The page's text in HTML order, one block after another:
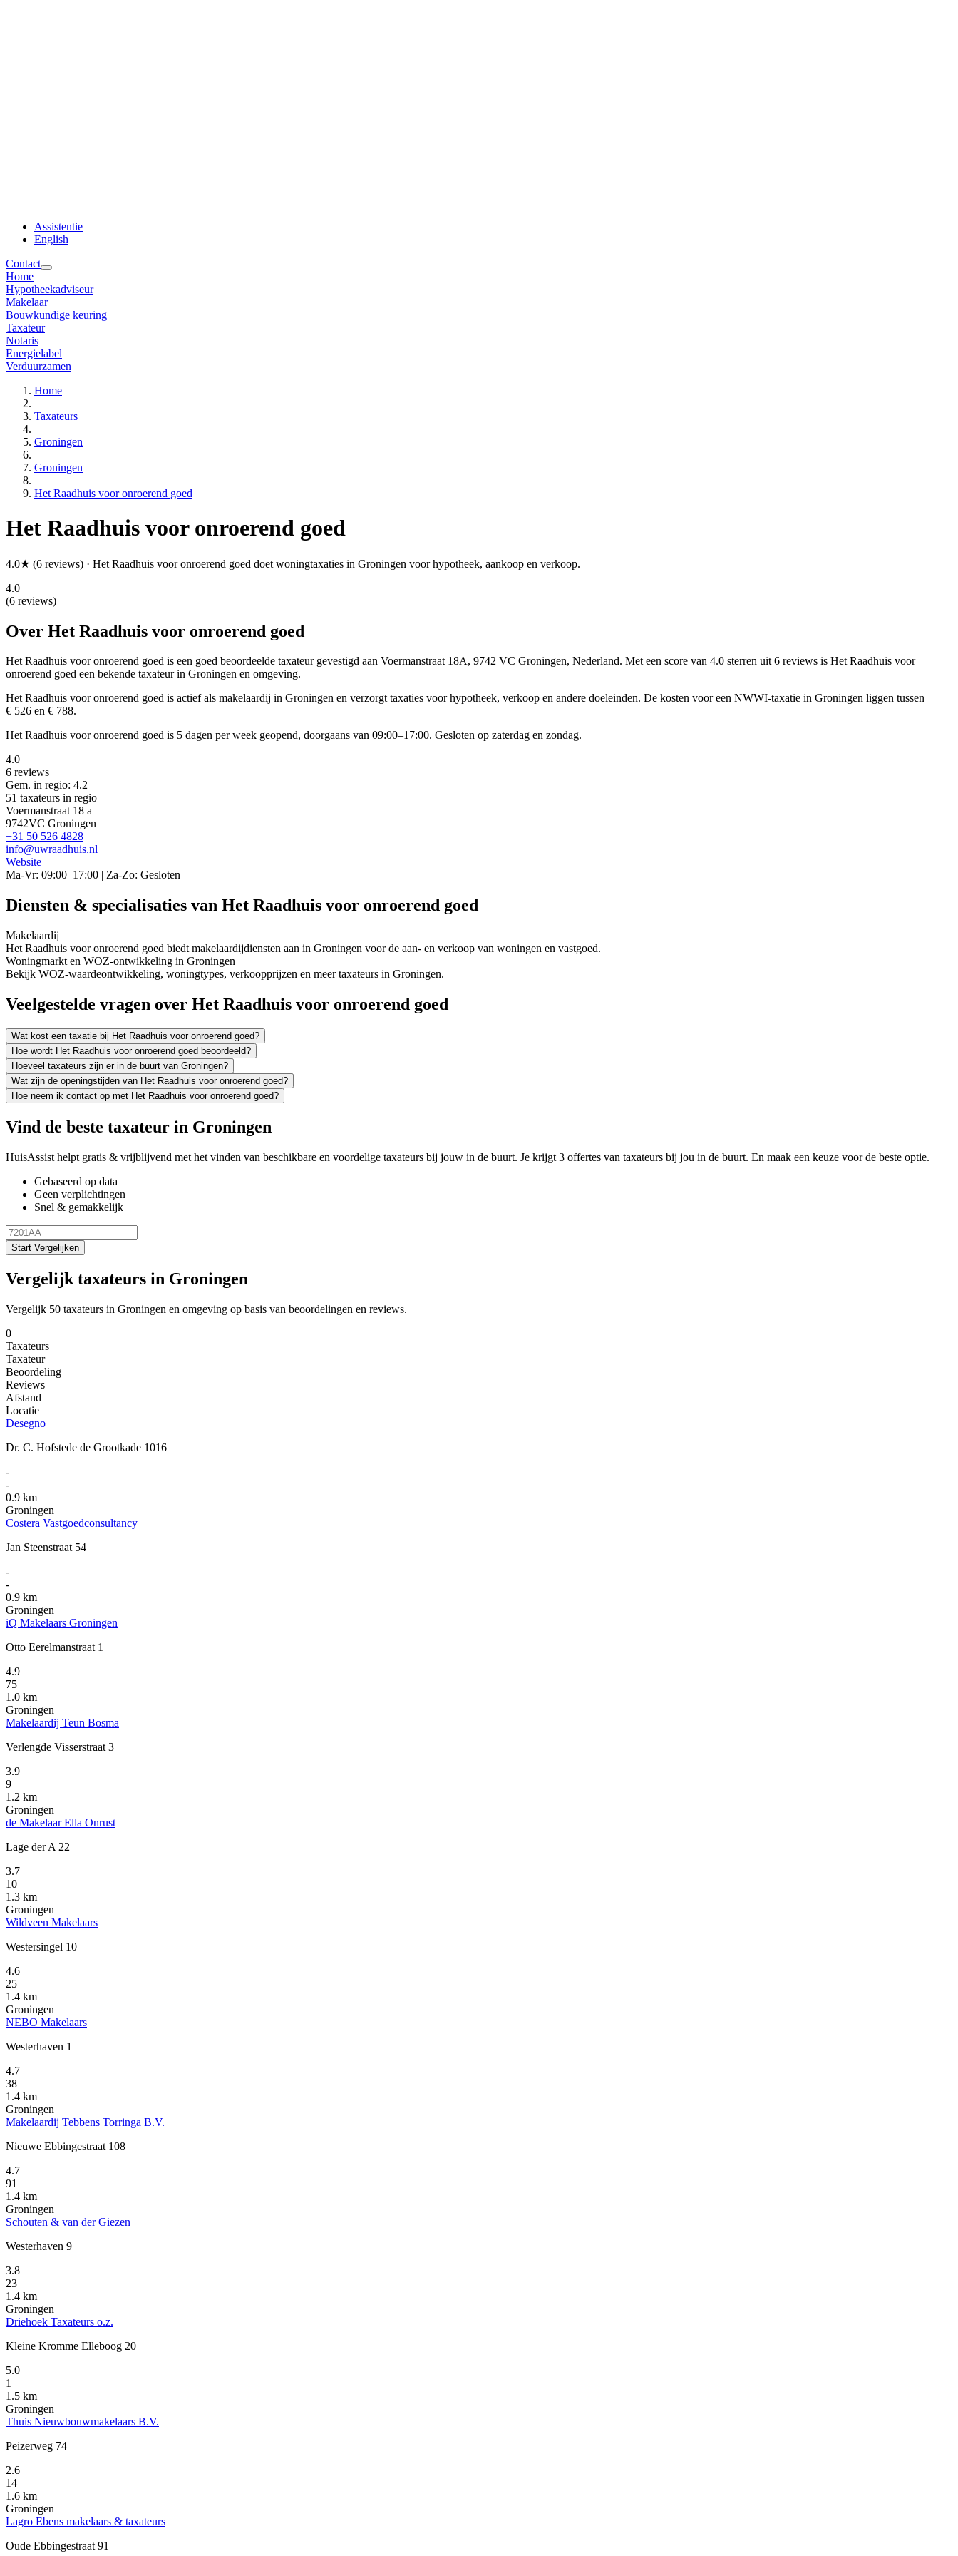
Assistentie
English
Contact
Home
Hypotheekadviseur
Makelaar
Bouwkundige keuring
Taxateur
Notaris
Energielabel
Verduurzamen
Home
Taxateurs
Groningen
Groningen
Het Raadhuis voor onroerend goed
Het Raadhuis voor onroerend goed
4.0★ (6 reviews) · Het Raadhuis voor onroerend goed doet woningtaxaties in Groningen voor hypotheek, aankoop en verkoop.
4.0
(6 reviews)
Over Het Raadhuis voor onroerend goed
Het Raadhuis voor onroerend goed is een goed beoordeelde taxateur gevestigd aan Voermanstraat 18A, 9742 VC Groningen, Nederland. Met een score van 4.0 sterren uit 6 reviews is Het Raadhuis voor
onroerend goed een bekende taxateur in Groningen en omgeving.
Het Raadhuis voor onroerend goed is actief als makelaardij in Groningen en verzorgt taxaties voor hypotheek, verkoop en andere doeleinden. De kosten voor een NWWI-taxatie in Groningen liggen tussen
€ 526 en € 788.
Het Raadhuis voor onroerend goed is 5 dagen per week geopend, doorgaans van 09:00–17:00. Gesloten op zaterdag en zondag.
4.0
6 reviews
Gem. in regio: 4.2
51 taxateurs in regio
Voermanstraat 18 a
9742VC Groningen
+31 50 526 4828
info@uwraadhuis.nl
Website
Ma-Vr: 09:00–17:00 | Za-Zo: Gesloten
Diensten & specialisaties van Het Raadhuis voor onroerend goed
Makelaardij
Het Raadhuis voor onroerend goed biedt makelaardijdiensten aan in Groningen voor de aan- en verkoop van woningen en vastgoed.
Woningmarkt en WOZ-ontwikkeling in Groningen
Bekijk WOZ-waardeontwikkeling, woningtypes, verkoopprijzen en meer taxateurs in Groningen.
Veelgestelde vragen over Het Raadhuis voor onroerend goed
Wat kost een taxatie bij Het Raadhuis voor onroerend goed?
Hoe wordt Het Raadhuis voor onroerend goed beoordeeld?
Hoeveel taxateurs zijn er in de buurt van Groningen?
Wat zijn de openingstijden van Het Raadhuis voor onroerend goed?
Hoe neem ik contact op met Het Raadhuis voor onroerend goed?
Vind de beste taxateur in Groningen
HuisAssist helpt gratis & vrijblijvend met het vinden van beschikbare en voordelige taxateurs bij jouw in de buurt. Je krijgt 3 offertes van taxateurs bij jou in de buurt. En maak een keuze voor de beste optie.
Gebaseerd op data
Geen verplichtingen
Snel & gemakkelijk
Start Vergelijken
Vergelijk taxateurs in Groningen
Vergelijk 50 taxateurs in Groningen en omgeving op basis van beoordelingen en reviews.
0
Taxateurs
Taxateur
Beoordeling
Reviews
Afstand
Locatie
Desegno
Dr. C. Hofstede de Grootkade 1016
-
-
0.9 km
Groningen
Costera Vastgoedconsultancy
Jan Steenstraat 54
-
-
0.9 km
Groningen
iQ Makelaars Groningen
Otto Eerelmanstraat 1
4.9
75
1.0 km
Groningen
Makelaardij Teun Bosma
Verlengde Visserstraat 3
3.9
9
1.2 km
Groningen
de Makelaar Ella Onrust
Lage der A 22
3.7
10
1.3 km
Groningen
Wildveen Makelaars
Westersingel 10
4.6
25
1.4 km
Groningen
NEBO Makelaars
Westerhaven 1
4.7
38
1.4 km
Groningen
Makelaardij Tebbens Torringa B.V.
Nieuwe Ebbingestraat 108
4.7
91
1.4 km
Groningen
Schouten & van der Giezen
Westerhaven 9
3.8
23
1.4 km
Groningen
Driehoek Taxateurs o.z.
Kleine Kromme Elleboog 20
5.0
1
1.5 km
Groningen
Thuis Nieuwbouwmakelaars B.V.
Peizerweg 74
2.6
14
1.6 km
Groningen
Lagro Ebens makelaars & taxateurs
Oude Ebbingestraat 91